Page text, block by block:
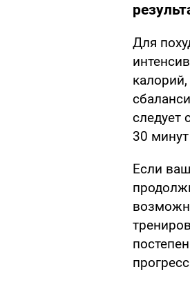
Для
следует
30
Если